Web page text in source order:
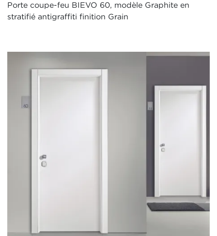
Porte coupe-feu BIEVO 60, modèle Graphite en
stratifié antigraffiti finition Grain